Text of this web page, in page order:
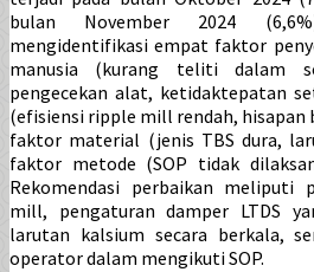
bulan November 2024
mengidentifikasi empat faktor
manusia (kurang teliti dalam
pengecekan alat, ketidaktepatan
(efisiensi ripple mill rendah, hisapan
faktor material (jenis TBS dura,
faktor metode (SOP tidak
Rekomendasi perbaikan meliputi
mill, pengaturan damper LTDS
larutan kalsium secara berkala,
operator dalam mengikuti SOP.